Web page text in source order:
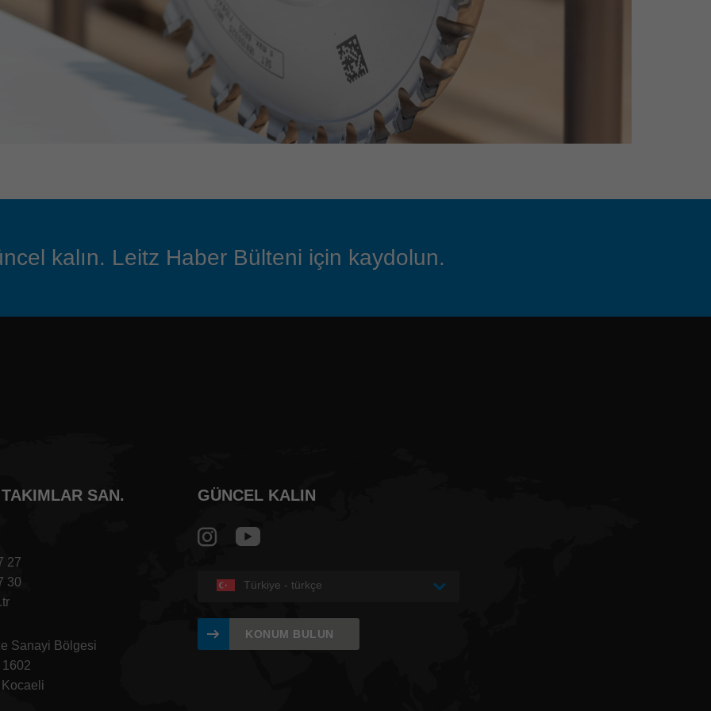
kalın. Leitz Haber Bülteni için kaydolun.
SAN.
27
30
Sanayi Bölgesi
GÜNCEL KALIN
Türkiye - türkçe
KONUM BULUN